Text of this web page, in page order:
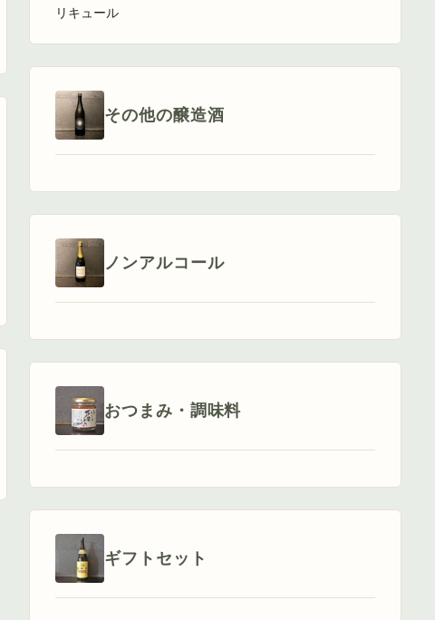
リキュール
その他の醸造酒
ノンアルコール
おつまみ・調味料
ギフトセット